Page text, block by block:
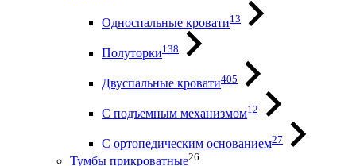
Односпальные кровати13
Полуторки138
Двуспальные кровати405
С подъемным механизмом12
С ортопедическим основанием27
Тумбы прикроватные26